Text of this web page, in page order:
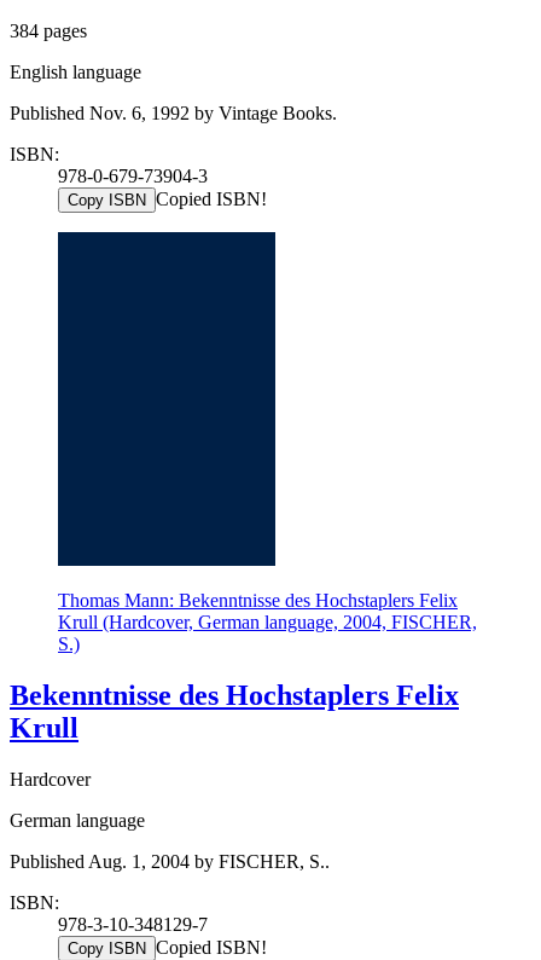
384 pages
English language
Published Nov. 6, 1992 by Vintage Books.
ISBN:
978-0-679-73904-3
Copy ISBN Copied ISBN!
Thomas Mann: Bekenntnisse des Hochstaplers Felix
Krull (Hardcover, German language, 2004, FISCHER,
S.)
Bekenntnisse des Hochstaplers Felix
Krull
Hardcover
German language
Published Aug. 1, 2004 by FISCHER, S..
ISBN:
978-3-10-348129-7
Copy ISBN Copied ISBN!